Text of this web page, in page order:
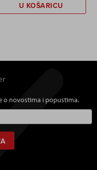
U KOŠARICU
o novostima i popustima.